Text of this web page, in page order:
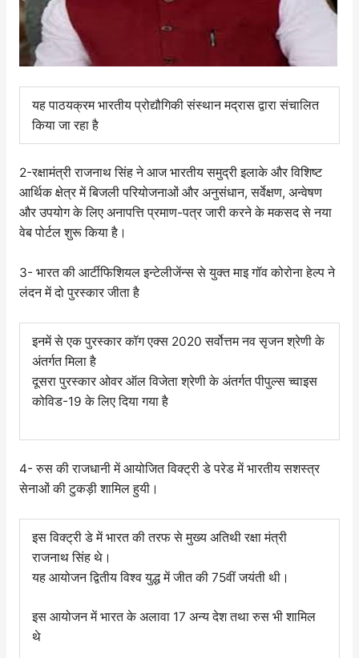
यह पाठयक्रम भारतीय प्रोद्यौगिकी संस्थान मद्रास द्वारा संचालित
किया जा रहा है
2-रक्षामंत्री राजनाथ सिंह ने आज भारतीय समुद्री इलाके और विशिष्‍ट
आर्थि‍क क्षेत्र में बिजली परियोजनाओं और अनुसंधान, सर्वेक्षण, अन्‍वेषण
और उपयोग के लिए अनापत्ति प्रमाण-पत्र जारी करने के मकसद से नया
वेब पोर्टल शुरू किया है।
3- भारत की आर्टीफिशियल इन्टेलीजेंन्स से युक्त माइ गॉव कोरोना हेल्प ने
लंदन में दो पुरस्कार जीता है
इनमें से एक पुरस्कार कॉग एक्स 2020 सर्वोत्तम नव सृजन श्रेणी के
अंतर्गत मिला है
दूसरा पुरस्कार ओवर ऑल विजेता श्रेणी के अंतर्गत पीपुल्स च्वाइस
कोविड-19 के लिए दिया गया है
4- रुस की राजधानी में आयोजित विक्ट्री डे परेड में भारतीय सशस्त्र
सेनाओं की टुकड़ी शामिल हुयी।
इस विक्ट्री डे में भारत की तरफ से मुख्य अतिथी रक्षा मंत्री
राजनाथ सिंह थे।
यह आयोजन द्वितीय विश्व युद्ध में जीत की 75वीं जयंती थी।
इस आयोजन में भारत के अलावा 17 अन्य देश तथा रुस भी शामिल
थे